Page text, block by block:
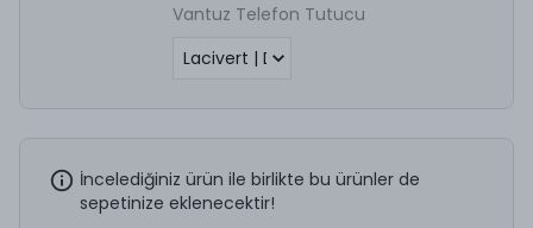
Vantuz Telefon Tutucu
İncelediğiniz ürün ile birlikte bu ürünler de
sepetinize eklenecektir!